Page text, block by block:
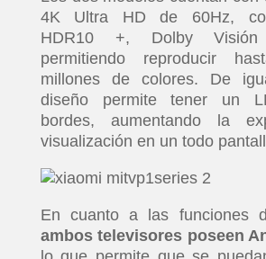
4K Ultra HD de 60Hz,
HDR10 +, Dolby
permitiendo reproducir
millones de colores. De
diseño permite tener un
bordes, aumentando la
visualización en un todo
En cuanto a las funciones
ambos televisores poseen